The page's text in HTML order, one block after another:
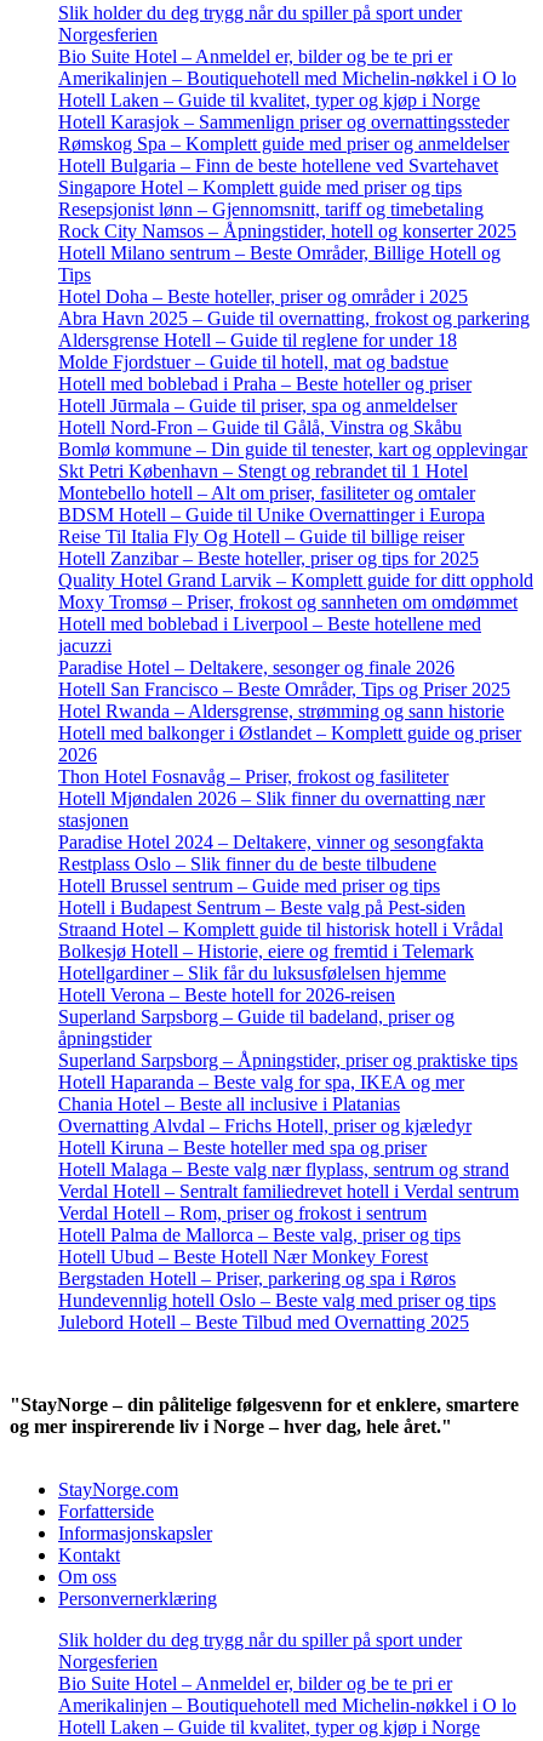
Slik holder du deg trygg når du spiller på sport under
Norgesferien
Bio Suite Hotel – Anmeldel er, bilder og be te pri er
Amerikalinjen – Boutiquehotell med Michelin-nøkkel i O lo
Hotell Laken – Guide til kvalitet, typer og kjøp i Norge
Hotell Karasjok – Sammenlign priser og overnattingssteder
Rømskog Spa – Komplett guide med priser og anmeldelser
Hotell Bulgaria – Finn de beste hotellene ved Svartehavet
Singapore Hotel – Komplett guide med priser og tips
Resepsjonist lønn – Gjennomsnitt, tariff og timebetaling
Rock City Namsos – Åpningstider, hotell og konserter 2025
Hotell Milano sentrum – Beste Områder, Billige Hotell og
Tips
Hotel Doha – Beste hoteller, priser og områder i 2025
Abra Havn 2025 – Guide til overnatting, frokost og parkering
Aldersgrense Hotell – Guide til reglene for under 18
Molde Fjordstuer – Guide til hotell, mat og badstue
Hotell med boblebad i Praha – Beste hoteller og priser
Hotell Jūrmala – Guide til priser, spa og anmeldelser
Hotell Nord-Fron – Guide til Gålå, Vinstra og Skåbu
Bomlø kommune – Din guide til tenester, kart og opplevingar
Skt Petri København – Stengt og rebrandet til 1 Hotel
Montebello hotell – Alt om priser, fasiliteter og omtaler
BDSM Hotell – Guide til Unike Overnattinger i Europa
Reise Til Italia Fly Og Hotell – Guide til billige reiser
Hotell Zanzibar – Beste hoteller, priser og tips for 2025
Quality Hotel Grand Larvik – Komplett guide for ditt opphold
Moxy Tromsø – Priser, frokost og sannheten om omdømmet
Hotell med boblebad i Liverpool – Beste hotellene med
jacuzzi
Paradise Hotel – Deltakere, sesonger og finale 2026
Hotell San Francisco – Beste Områder, Tips og Priser 2025
Hotel Rwanda – Aldersgrense, strømming og sann historie
Hotell med balkonger i Østlandet – Komplett guide og priser
2026
Thon Hotel Fosnavåg – Priser, frokost og fasiliteter
Hotell Mjøndalen 2026 – Slik finner du overnatting nær
stasjonen
Paradise Hotel 2024 – Deltakere, vinner og sesongfakta
Restplass Oslo – Slik finner du de beste tilbudene
Hotell Brussel sentrum – Guide med priser og tips
Hotell i Budapest Sentrum – Beste valg på Pest-siden
Straand Hotel – Komplett guide til historisk hotell i Vrådal
Bolkesjø Hotell – Historie, eiere og fremtid i Telemark
Hotellgardiner – Slik får du luksusfølelsen hjemme
Hotell Verona – Beste hotell for 2026-reisen
Superland Sarpsborg – Guide til badeland, priser og
åpningstider
Superland Sarpsborg – Åpningstider, priser og praktiske tips
Hotell Haparanda – Beste valg for spa, IKEA og mer
Chania Hotel – Beste all inclusive i Platanias
Overnatting Alvdal – Frichs Hotell, priser og kjæledyr
Hotell Kiruna – Beste hoteller med spa og priser
Hotell Malaga – Beste valg nær flyplass, sentrum og strand
Verdal Hotell – Sentralt familiedrevet hotell i Verdal sentrum
Verdal Hotell – Rom, priser og frokost i sentrum
Hotell Palma de Mallorca – Beste valg, priser og tips
Hotell Ubud – Beste Hotell Nær Monkey Forest
Bergstaden Hotell – Priser, parkering og spa i Røros
Hundevennlig hotell Oslo – Beste valg med priser og tips
Julebord Hotell – Beste Tilbud med Overnatting 2025
"StayNorge – din pålitelige følgesvenn for et enklere, smartere
og mer inspirerende liv i Norge – hver dag, hele året."
StayNorge.com
Forfatterside
Informasjonskapsler
Kontakt
Om oss
Personvernerklæring
Slik holder du deg trygg når du spiller på sport under
Norgesferien
Bio Suite Hotel – Anmeldel er, bilder og be te pri er
Amerikalinjen – Boutiquehotell med Michelin-nøkkel i O lo
Hotell Laken – Guide til kvalitet, typer og kjøp i Norge